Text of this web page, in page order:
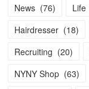
News (76) Life
Hairdresser (18)
Recruiting (20)
NYNY Shop (63)